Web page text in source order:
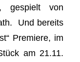
gespielt von
Und bereits
Premiere, im
am 21.11.